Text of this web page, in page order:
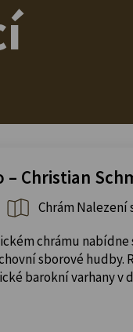
– Christian
Chrám Nalezení
chrámu
sborové hudby.
barokní varhany v